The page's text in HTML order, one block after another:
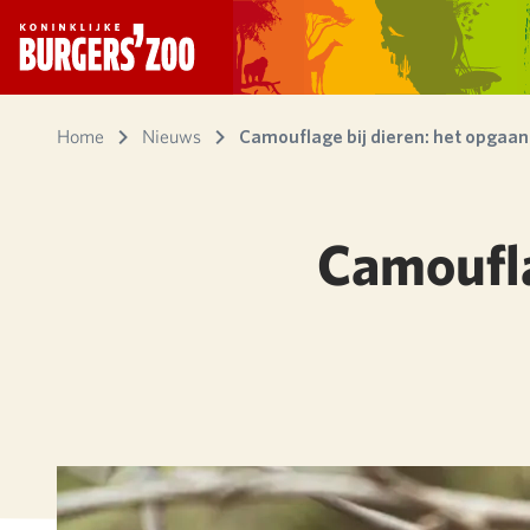
- Homepagina
Home Nieuws Camouflage bij dieren: het